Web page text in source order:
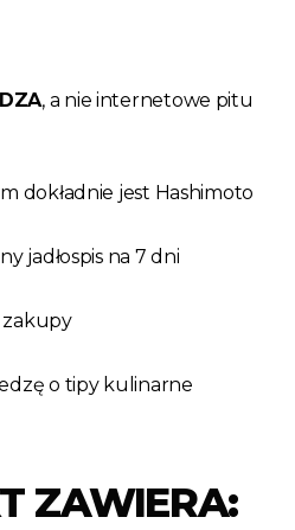
, a nie internetowe pitu
dokładnie jest Hashimoto
jadłospis na 7 dni
zakupy
o tipy kulinarne
ZAWIERA: